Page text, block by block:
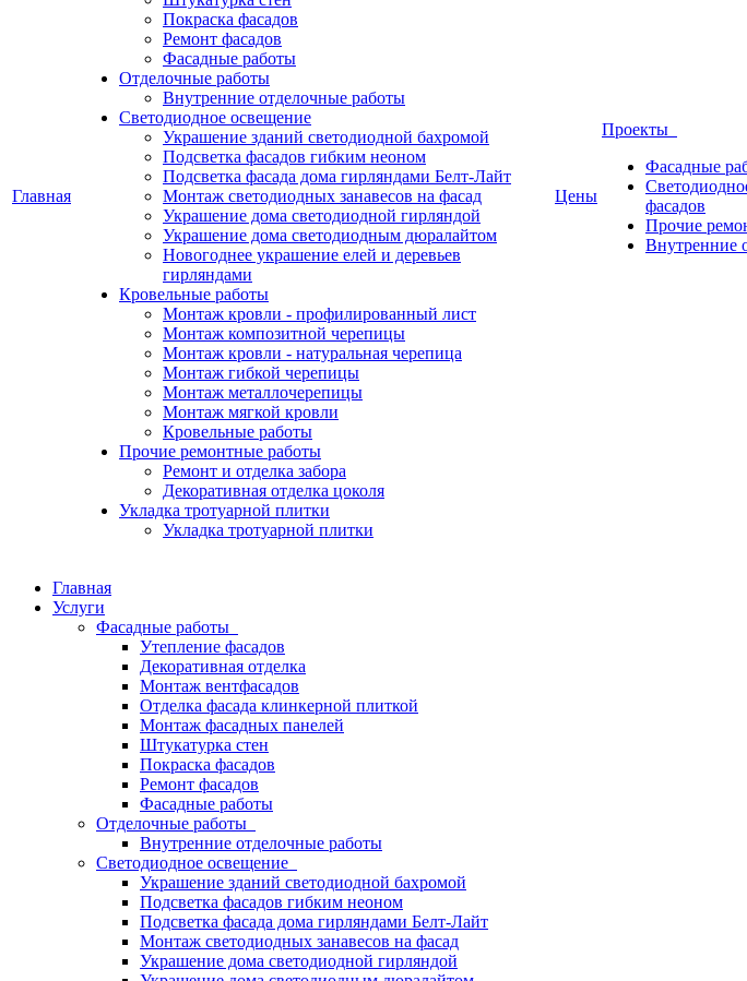
Главная
Покраска фасадов
Ремонт фасадов
Фасадные работы
Отделочные работы
Внутренние отделочные работы
Светодиодное освещение
Украшение зданий светодиодной бахромой
Подсветка фасадов гибким неоном
Подсветка фасада дома гирляндами Белт-Лайт
Монтаж светодиодных занавесов на фасад
Украшение дома светодиодной гирляндой
Украшение дома светодиодным дюралайтом
Новогоднее украшение елей и деревьев
гирляндами
Кровельные работы
Монтаж кровли - профилированный лист
Монтаж композитной черепицы
Монтаж кровли - натуральная черепица
Монтаж гибкой черепицы
Монтаж металлочерепицы
Монтаж мягкой кровли
Кровельные работы
Прочие ремонтные работы
Ремонт и отделка забора
Декоративная отделка цоколя
Укладка тротуарной плитки
Укладка тротуарной плитки
Цены
Проекты
Фасадные
фасадов
Прочие
Внутренние
Главная
Услуги
Фасадные работы
Утепление фасадов
Декоративная отделка
Монтаж вентфасадов
Отделка фасада клинкерной плиткой
Монтаж фасадных панелей
Штукатурка стен
Покраска фасадов
Ремонт фасадов
Фасадные работы
Отделочные работы
Внутренние отделочные работы
Светодиодное освещение
Украшение зданий светодиодной бахромой
Подсветка фасадов гибким неоном
Подсветка фасада дома гирляндами Белт-Лайт
Монтаж светодиодных занавесов на фасад
Украшение дома светодиодной гирляндой